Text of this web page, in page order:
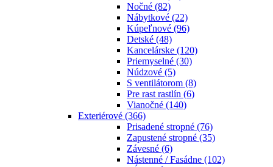
Nočné (82)
Nábytkové (22)
Kúpeľnové (96)
Detské (48)
Kancelárske (120)
Priemyselné (30)
Núdzové (5)
S ventilátorom (8)
Pre rast rastlín (6)
Vianočné (140)
Exteriérové (366)
Prisadené stropné (76)
Zapustené stropné (35)
Závesné (6)
Nástenné / Fasádne (102)